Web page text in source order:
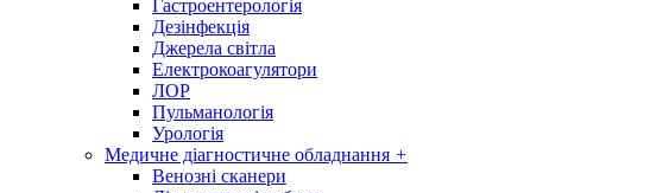
Гастроентерологія
Дезінфекція
Джерела світла
Електрокоагулятори
ЛОР
Пульманологія
Урологія
Медичне діагностичне обладнання +
Венозні сканери